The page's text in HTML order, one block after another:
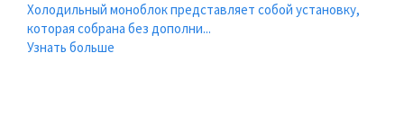
Холодильный моноблок представляет собой установку,
которая собрана без дополни...
Узнать больше